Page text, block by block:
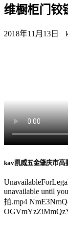
维橱柜门铰
2018年11月13日
kav凯威五金肇庆市高